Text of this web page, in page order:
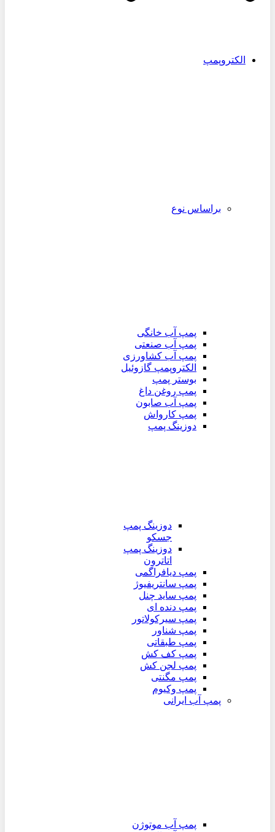
الکتروپمپ
براساس نوع
پمپ آب خانگی
پمپ آب صنعتی
پمپ آب کشاورزی
الکتروپمپ گازوئیل
بوستر پمپ
پمپ روغن داغ
پمپ آب صابون
پمپ کارواش
دوزینگ پمپ
دوزینگ پمپ
جسکو
دوزینگ پمپ
اتاترون
پمپ دیافراگمی
پمپ سانتریفیوژ
پمپ ساید چنل
پمپ دنده ای
پمپ سیرکولاتور
پمپ شناور
پمپ طبقاتی
پمپ کف کش
پمپ لجن کش
پمپ مگنتی
پمپ وکیوم
پمپ آب ایرانی
پمپ آب موتوژن